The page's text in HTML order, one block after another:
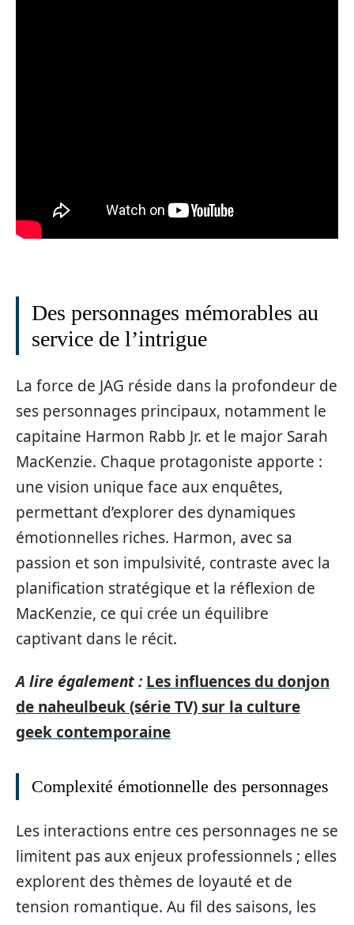
Des personnages mémorables au
service de l’intrigue
La force de JAG réside dans la profondeur de
ses personnages principaux, notamment le
capitaine Harmon Rabb Jr. et le major Sarah
MacKenzie. Chaque protagoniste apporte :
une vision unique face aux enquêtes,
permettant d’explorer des dynamiques
émotionnelles riches. Harmon, avec sa
passion et son impulsivité, contraste avec la
planification stratégique et la réflexion de
MacKenzie, ce qui crée un équilibre
captivant dans le récit.
A lire également : Les influences du donjon
de naheulbeuk (série TV) sur la culture
geek contemporaine
Complexité émotionnelle des personnages
Les interactions entre ces personnages ne se
limitent pas aux enjeux professionnels ; elles
explorent des thèmes de loyauté et de
tension romantique. Au fil des saisons, les